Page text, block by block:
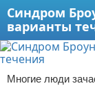
Синдром
варианты
Многие люди